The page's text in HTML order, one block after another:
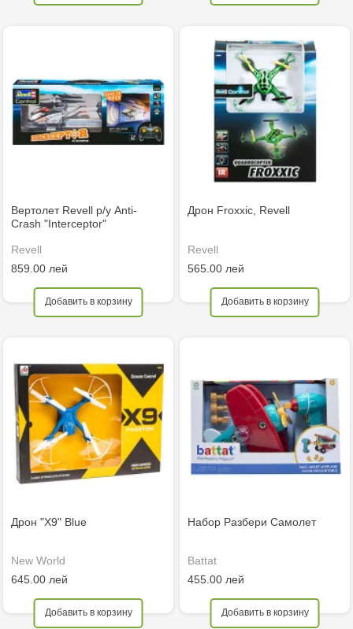
Вертолет Revell р/у Anti-
Crash "Interceptor"
Revell
859.00 лей
Добавить в корзину
Дрон Froxxic, Revell
Revell
565.00 лей
Добавить в корзину
Дрон "X9" Blue
New World
645.00 лей
Добавить в корзину
Набор Разбери Самолет
Battat
455.00 лей
Добавить в корзину